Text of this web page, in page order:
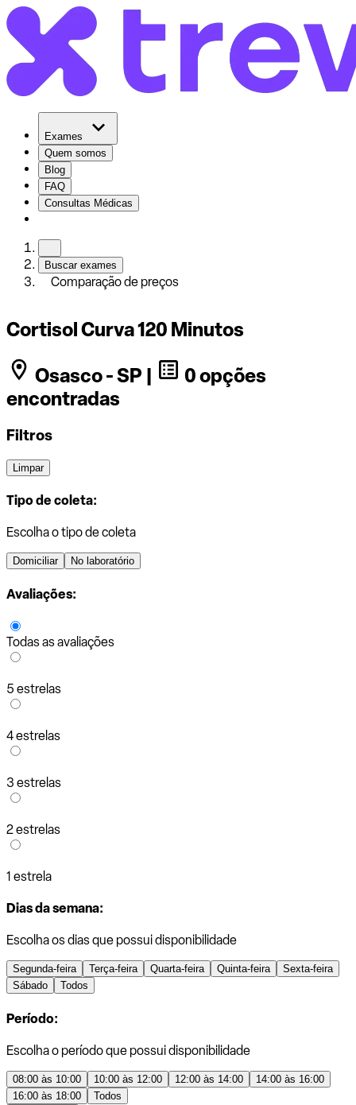
Exames
Quem somos
Blog
FAQ
Consultas Médicas
Buscar exames
Comparação de preços
Cortisol Curva 120 Minutos
Osasco - SP |
0 opções
encontradas
Filtros
Limpar
Tipo de coleta:
Escolha o tipo de coleta
Domiciliar No laboratório
Avaliações:
Todas as avaliações
5 estrelas
4 estrelas
3 estrelas
2 estrelas
1 estrela
Dias da semana:
Escolha os dias que possui disponibilidade
Segunda-feira Terça-feira Quarta-feira Quinta-feira
Sexta-feira
Sábado
Todos
Período:
Escolha o período que possui disponibilidade
08:00 às 10:00 10:00 às 12:00 12:00 às 14:00
14:00 às 16:00
16:00 às 18:00
Todos